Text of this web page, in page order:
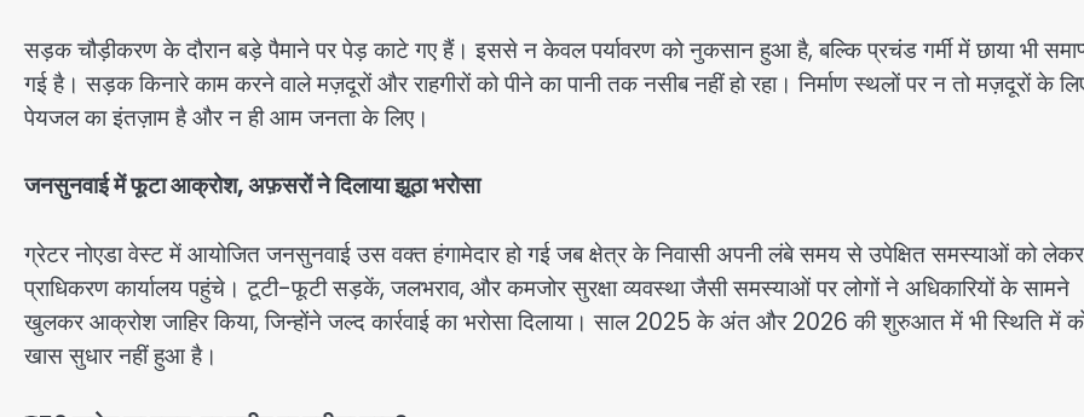
सड़क चौड़ीकरण के दौरान बड़े पैमाने पर पेड़ काटे गए हैं। इससे न केवल पर्यावरण को नुकसान हुआ है, बल्कि प्रचंड गर्मी में छाया भी
गई है। सड़क किनारे काम करने वाले मज़दूरों और राहगीरों को पीने का पानी तक नसीब नहीं हो रहा। निर्माण स्थलों पर न तो मज़दूरों के
पेयजल का इंतज़ाम है और न ही आम जनता के लिए।
जनसुनवाई में फूटा आक्रोश, अफ़सरों ने दिलाया झूठा भरोसा
ग्रेटर नोएडा वेस्ट में आयोजित जनसुनवाई उस वक्त हंगामेदार हो गई जब क्षेत्र के निवासी अपनी लंबे समय से उपेक्षित समस्याओं को लेकर
प्राधिकरण कार्यालय पहुंचे। टूटी-फूटी सड़कें, जलभराव, और कमजोर सुरक्षा व्यवस्था जैसी समस्याओं पर लोगों ने अधिकारियों के सामने
खुलकर आक्रोश जाहिर किया, जिन्होंने जल्द कार्रवाई का भरोसा दिलाया। साल 2025 के अंत और 2026 की शुरुआत में भी स्थिति में
खास सुधार नहीं हुआ है।